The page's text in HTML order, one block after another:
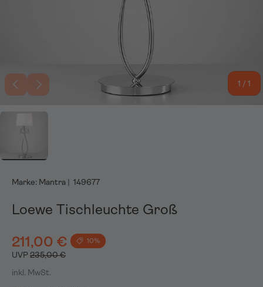
1 / von
1
VorherigeNächste
Marke: Mantra | 149677
Loewe Tischleuchte Groß
211,00 €
UVP 235,00 €
10%
inkl. MwSt.